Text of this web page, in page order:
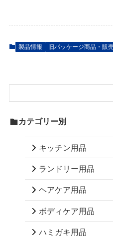
製品情報 旧パッケージ商品・販
カテゴリー別
キッチン用品
ランドリー用品
ヘアケア用品
ボディケア用品
ハミガキ用品